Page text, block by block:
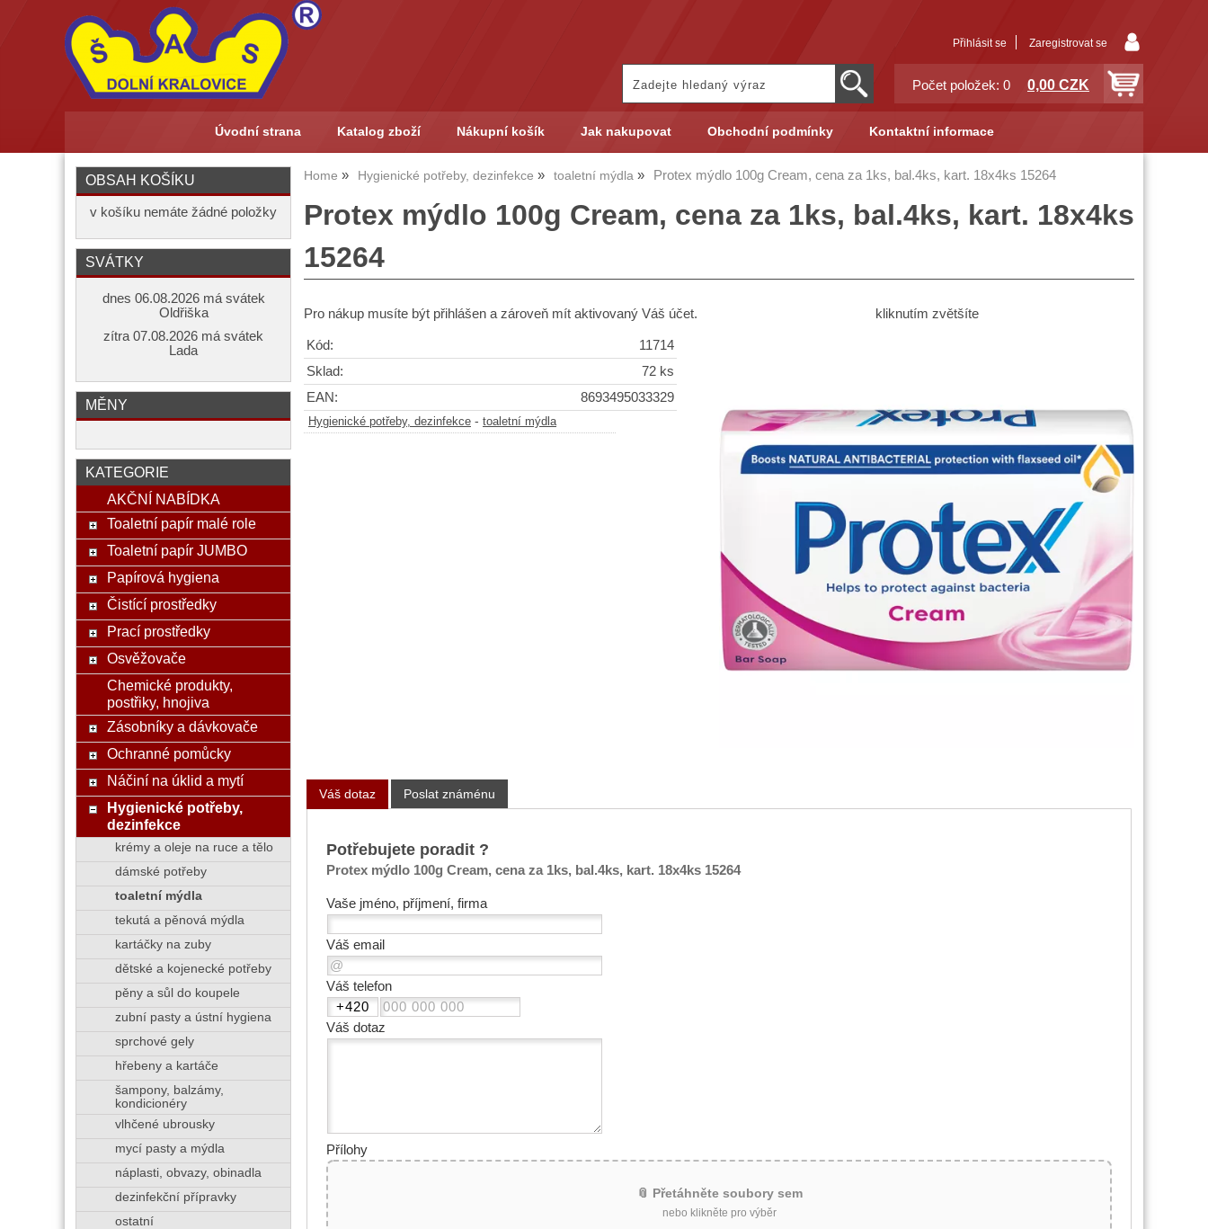
Přihlásit se Zaregistrovat se
Počet položek: 0 0,00 CZK
Úvodní strana Katalog zboží Nákupní košík Jak nakupovat Obchodní podmínky Kontaktní informace
Home Hygienické potřeby, dezinfekce toaletní mýdla Protex mýdlo 100g Cream, cena za 1ks, bal.4ks, kart. 18x4ks 15264
Protex mýdlo 100g Cream, cena za 1ks, bal.4ks, kart. 18x4ks
15264
kliknutím zvětšíte
Pro nákup musíte být přihlášen a zároveň mít aktivovaný Váš účet.
Kód:
11714
Sklad:
72 ks
EAN:
8693495033329
Hygienické potřeby, dezinfekce - toaletní mýdla
Váš dotaz Poslat známénu
Potřebujete poradit ?
Protex mýdlo 100g Cream, cena za 1ks, bal.4ks, kart. 18x4ks 15264
Vaše jméno, příjmení, firma
Váš email
Váš telefon
Váš dotaz
Přílohy
📎 Přetáhněte soubory sem
nebo klikněte pro výběr
OBSAH KOŠÍKU
v košíku nemáte žádné položky
SVÁTKY
dnes 06.08.2026 má svátek
Oldřiška
zítra 07.08.2026 má svátek
Lada
MĚNY
KATEGORIE
AKČNÍ NABÍDKA
Toaletní papír malé role
Toaletní papír JUMBO
Papírová hygiena
Čistící prostředky
Prací prostředky
Osvěžovače
Chemické produkty,
postřiky, hnojiva
Zásobníky a dávkovače
Ochranné pomůcky
Náčiní na úklid a mytí
Hygienické potřeby,
dezinfekce
krémy a oleje na ruce a tělo
dámské potřeby
toaletní mýdla
tekutá a pěnová mýdla
kartáčky na zuby
dětské a kojenecké potřeby
pěny a sůl do koupele
zubní pasty a ústní hygiena
sprchové gely
hřebeny a kartáče
šampony, balzámy,
kondicionéry
vlhčené ubrousky
mycí pasty a mýdla
náplasti, obvazy, obinadla
dezinfekční přípravky
ostatní